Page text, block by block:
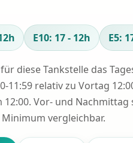
E10: 17 - 12h E5:
diese Tankstelle das
11:59 relativ zu Vortag
12:00. Vor- und
vergleichbar.